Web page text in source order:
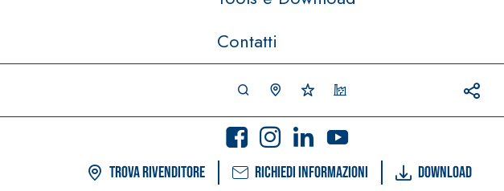
Contatti
Trova rivenditore Richiedi informazioni Download